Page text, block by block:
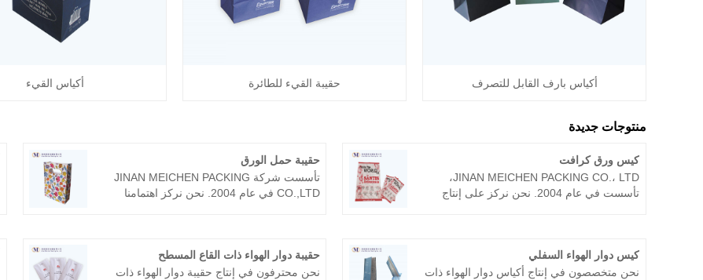
أكياس بارف القابل للتصرف حقيبة القيء للطائرة أكياس القيء
منتوجات جديدة
كيس ورق كرافت
JINAN MEICHEN PACKING CO.، LTD،
تأسست في عام 2004. نحن نركز على إنتاج
خدمة جيدة للعديد من الشركات في جميع أنحاء
العالم ونحافظ على التشغيل الجيد معهم لسنوات
حقيبة حمل الورق
تأسست شركة JINAN MEICHEN PACKING
CO.,LTD في عام 2004. نحن نركز اهتمامنا
ونوفر الخدمة المناسبة للعديد من الوكالات في
جميع أنحاء العالم ونجري عمليات مناسبة معهم
كيس دوار الهواء السفلي
نحن متخصصون في إنتاج أكياس دوار الهواء ذات
حقيبة دوار الهواء ذات القاع المسطح
نحن محترفون في إنتاج حقيبة دوار الهواء ذات